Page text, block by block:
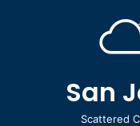
San
Scattered